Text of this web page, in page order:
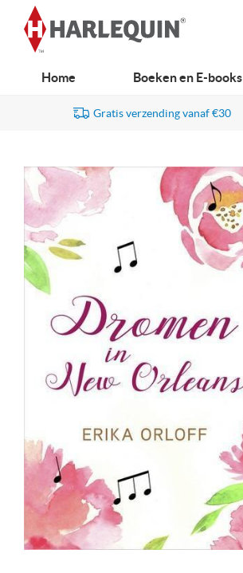
navigatie
Gratis verzending vanaf €30
Home Boeken en E-books